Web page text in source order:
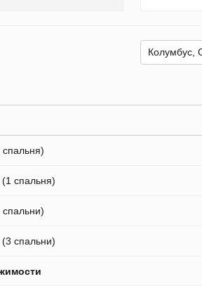
спальня)
спальня)
спальни)
спальни)